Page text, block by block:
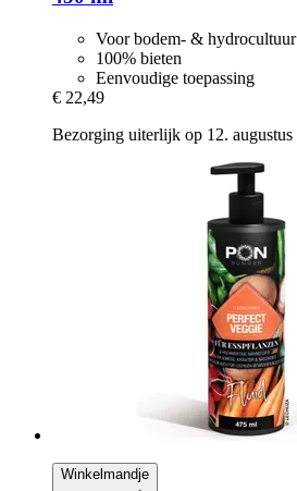
Voor bodem- & hydrocultuur
100% bieten
Eenvoudige toepassing
€ 22,49
Bezorging uiterlijk op 12. augustus
Winkelmandje